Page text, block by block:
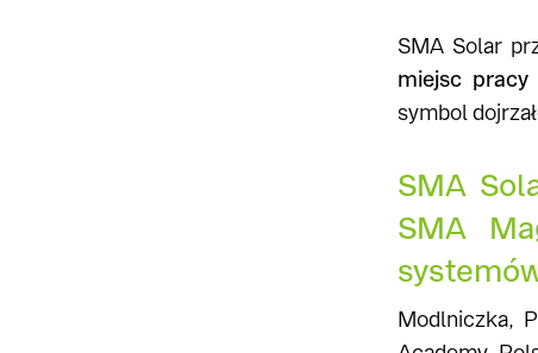
SMA Solar
miejsc pracy
symbol
SMA
SMA
Modlniczka,